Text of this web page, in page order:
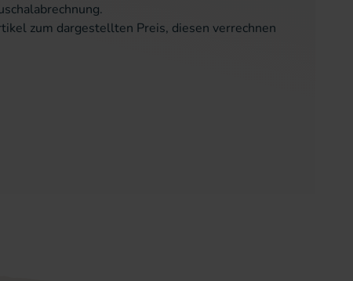
zum dargestellten Preis, diesen verrechnen